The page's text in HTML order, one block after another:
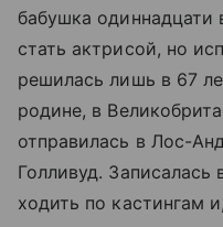
бабушка одиннадцати
стать актрисой, но
решилась лишь в 67
родине, в
отправилась в Лос-
Голливуд. Записалась
ходить по кастингам